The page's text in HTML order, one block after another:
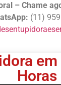
– Chame
(11)
Horas